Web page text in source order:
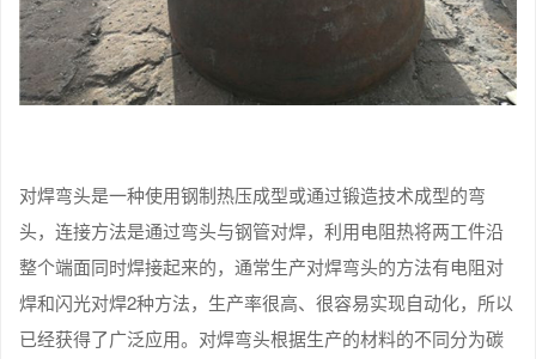
对焊弯头是一种使用钢制热压成型或通过锻造技术成型的弯
头，连接方法是通过弯头与钢管对焊，利用电阻热将两工件沿
整个端面同时焊接起来的，通常生产对焊弯头的方法有电阻对
焊和闪光对焊2种方法，生产率很高、很容易实现自动化，所以
已经获得了广泛应用。对焊弯头根据生产的材料的不同分为碳